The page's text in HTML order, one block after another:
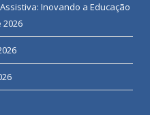
Inovando a Educação
2026